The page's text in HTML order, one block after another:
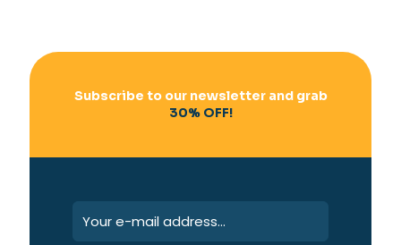
Subscribe to our newsletter and grab
30% OFF!